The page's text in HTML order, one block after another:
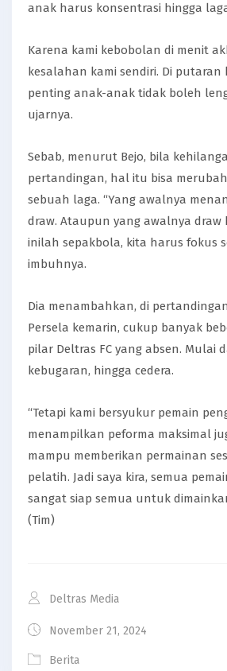
anak harus konsentrasi hingga
Karena kami kebobolan di menit
kesalahan kami sendiri. Di
penting anak-anak tidak boleh
ujarnya.
Sebab, menurut Bejo, bila
pertandingan, hal itu bisa
sebuah laga. “Yang awalnya
draw. Ataupun yang awalnya draw
inilah sepakbola, kita harus fokus
imbuhnya.
Dia menambahkan, di
Persela kemarin, cukup banyak
pilar Deltras FC yang absen. Mulai
kebugaran, hingga cedera.
“Tetapi kami bersyukur pemain
menampilkan peforma maksimal
mampu memberikan permainan
pelatih. Jadi saya kira, semua
sangat siap semua untuk
(Tim)
Deltras Media
November 21, 2024
Berita